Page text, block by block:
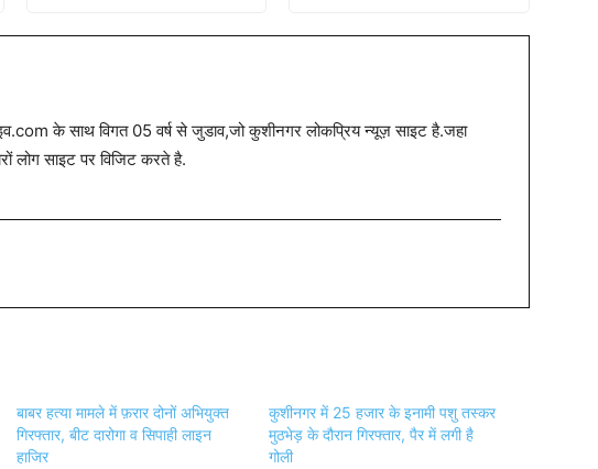
के साथ विगत 05 वर्ष से जुडाव,जो कुशीनगर लोकप्रिय न्यूज़ साइट है.जहा
लोग साइट पर विजिट करते है.
बाबर हत्या मामले में फ़रार दोनों अभियुक्त
गिरफ्तार, बीट दारोगा व सिपाही लाइन
हाजिर
कुशीनगर में 25 हजार के इनामी पशु तस्कर
मुठभेड़ के दौरान गिरफ्तार, पैर में लगी है
गोली